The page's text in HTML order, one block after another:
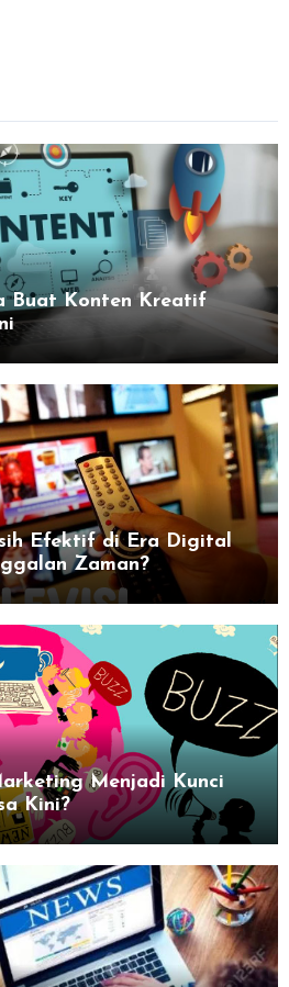
Buat Konten Kreatif
Efektif di Era Digital
Zaman?
Menjadi Kunci
Kini?